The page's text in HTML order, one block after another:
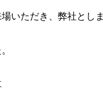
いただき、弊社と